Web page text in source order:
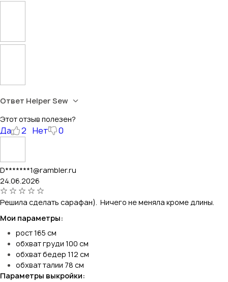
Ответ Helper Sew
Этот отзыв полезен?
Да 2 Нет 0
D*******1@rambler.ru
24.06.2026
Решила сделать сарафан). Ничего не меняла кроме длины.
Мои параметры:
рост 165 см
обхват груди 100 см
обхват бедер 112 см
обхват талии 78 см
Параметры выкройки: